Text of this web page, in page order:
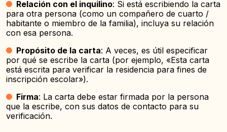
Relación con el inquilino: Si está escribiendo la carta
para otra persona (como un compañero de cuarto /
habitante o miembro de la familia), incluya su relación
con esa persona.
Propósito de la carta: A veces, es útil especificar
por qué se escribe la carta (por ejemplo, «Esta carta
está escrita para verificar la residencia para fines de
inscripción escolar»).
Firma: La carta debe estar firmada por la persona
que la escribe, con sus datos de contacto para su
verificación.